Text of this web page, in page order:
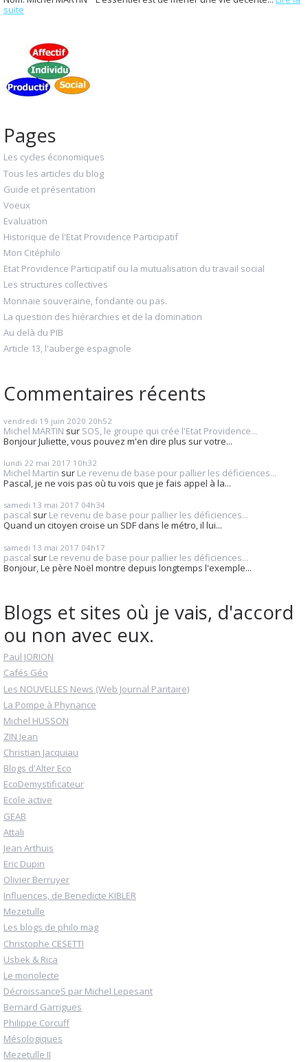
suite
Pages
Les cycles économiques
Tous les articles du blog
Guide et présentation
Voeux
Evaluation
Historique de l'Etat Providence Participatif
Mon Citéphilo
Etat Providence Participatif ou la mutualisation du travail social
Les structures collectives
Monnaie souveraine, fondante ou pas.
La question des hiérarchies et de la domination
Au delà du PIB
Article 13, l'auberge espagnole
Commentaires récents
vendredi 19 juin 2020 20h52
Michel MARTIN sur SOS, le groupe qui crée l'Etat Providence...
Bonjour Juliette, vous pouvez m'en dire plus sur votre...
lundi 22 mai 2017 10h32
Michel Martin sur Le revenu de base pour pallier les déficiences...
Pascal, je ne vois pas où tu vois que je fais appel à la...
samedi 13 mai 2017 04h34
pascal sur Le revenu de base pour pallier les déficiences...
Quand un citoyen croise un SDF dans le métro, il lui...
samedi 13 mai 2017 04h17
pascal sur Le revenu de base pour pallier les déficiences...
Bonjour, Le père Noël montre depuis longtemps l'exemple...
Blogs et sites où je vais, d'accord
ou non avec eux.
Paul JORION
Cafés Géo
Les NOUVELLES News (Web Journal Paritaire)
La Pompe à Phynance
Michel HUSSON
ZIN Jean
Christian Jacquiau
Blogs d'Alter Eco
EcoDemystificateur
Ecole active
GEAB
Attali
Jean Arthuis
Eric Dupin
Olivier Berruyer
Influences, de Benedicte KIBLER
Mezetulle
Les blogs de philo mag
Christophe CESETTI
Usbek & Rica
Le monolecte
DécroissanceS par Michel Lepesant
Bernard Garrigues
Philippe Corcuff
Mésologiques
Mezetulle II